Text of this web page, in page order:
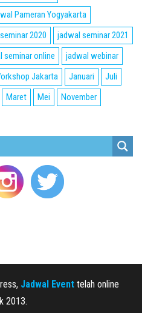
Pameran Yogyakarta
2020
jadwal seminar 2021
seminar online
jadwal webinar
Jakarta Januari
Juli
Maret Mei
November
Jadwal Event telah online
2013.